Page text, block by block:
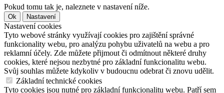
Pokud tomu tak je, naleznete v nastavení níže.
Ok Nastavení
Nastavení cookies
Tyto webové stránky využívají cookies pro zajištění správné
funkcionality webu, pro analýzu pohybu uživatelů na webu a pro
reklamní účely. Zde můžete přijmout či odmítnout některé druhy
cookies, které nejsou nezbytné pro základní funkcionalitu webu.
Svůj souhlas můžete kdykoliv v budoucnu odebrat či znovu udělit.
Základní technické cookies
Tyto cookies jsou nutné pro základní funkcionalitu webu. Patří sem